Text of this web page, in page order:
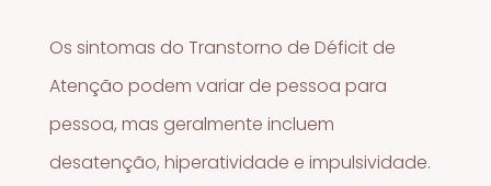
Os sintomas do Transtorno de Déficit de
Atenção podem variar de pessoa para
pessoa, mas geralmente incluem
desatenção, hiperatividade e impulsividade.